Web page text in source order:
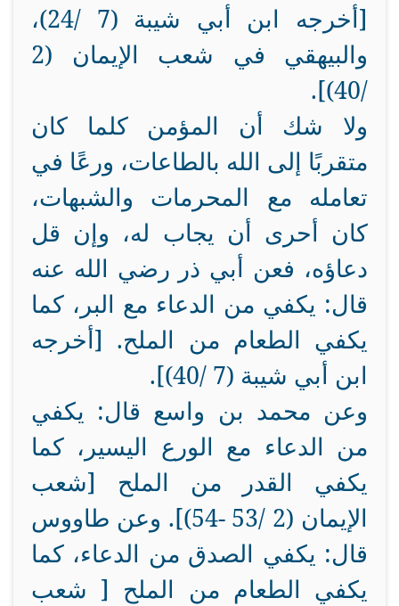
[أخرجه ابن أبي شيبة (7 /24)،
والبيهقي في شعب الإيمان (2
/40)].
ولا شك أن المؤمن كلما كان
متقربًا إلى الله بالطاعات، ورعًا في
تعامله مع المحرمات والشبهات،
كان أحرى أن يجاب له، وإن قل
دعاؤه، فعن أبي ذر رضي الله عنه
قال: يكفي من الدعاء مع البر، كما
يكفي الطعام من الملح. [أخرجه
ابن أبي شيبة (7 /40)].
وعن محمد بن واسع قال: يكفي
من الدعاء مع الورع اليسير، كما
يكفي القدر من الملح [شعب
الإيمان (2 /53 -54)]. وعن طاووس
قال: يكفي الصدق من الدعاء، كما
يكفي الطعام من الملح [ شعب